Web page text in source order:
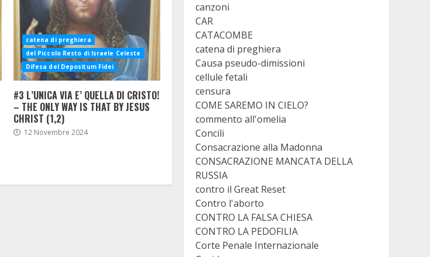
catena di preghiera
del Piccolo Resto di Israele Celeste
Difesa del Depositum Fidei
#3 L’UNICA VIA E’ QUELLA DI CRISTO!
– THE ONLY WAY IS THAT BY JESUS
CHRIST (1,2)
12 Novembre 2024
canzoni
CAR
CATACOMBE
catena di preghiera
Causa pseudo-dimissioni
cellule fetali
censura
COME SAREMO IN CIELO?
commento all'omelia
Concili
Consacrazione alla Madonna
CONSACRAZIONE MANCATA DELLA
RUSSIA
contro il Great Reset
Contro l'aborto
CONTRO LA FALSA CHIESA
CONTRO LA PEDOFILIA
Corte Penale Internazionale